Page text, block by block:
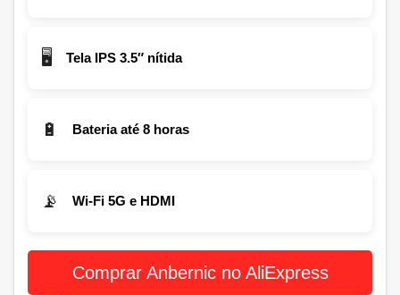
🖥️ Tela IPS 3.5″ nítida
🔋 Bateria até 8 horas
📡 Wi-Fi 5G e HDMI
Comprar Anbernic no AliExpress